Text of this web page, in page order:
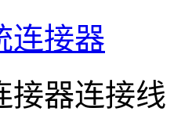
连接器
接器连接线